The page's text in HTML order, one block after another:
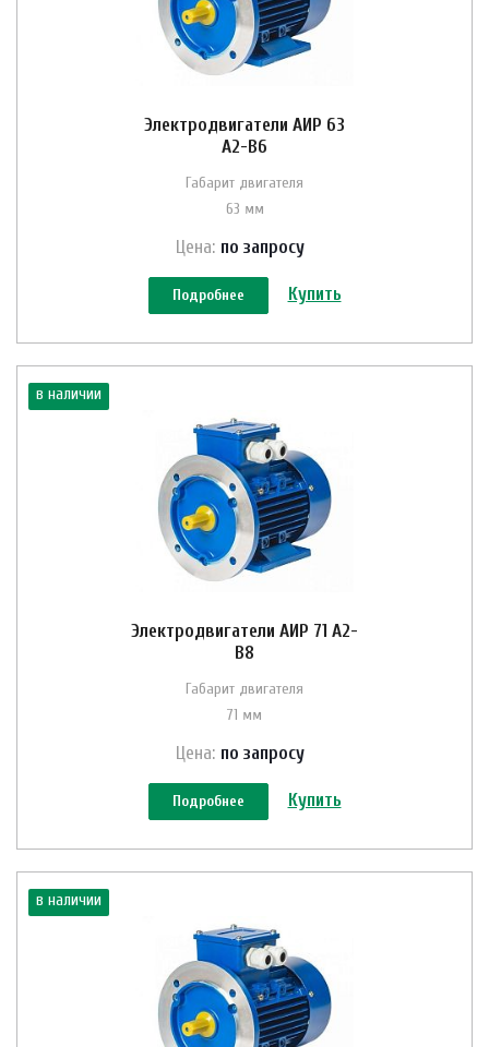
Электродвигатели АИР 63
A2-B6
Габарит двигателя
63 мм
Цена: по запросу
Подробнее Купить
в наличии
Электродвигатели АИР 71 A2-
B8
Габарит двигателя
71 мм
Цена: по запросу
Подробнее Купить
в наличии